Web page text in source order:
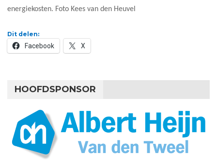
energiekosten. Foto Kees van den Heuvel
Dit delen:
Facebook X
HOOFDSPONSOR